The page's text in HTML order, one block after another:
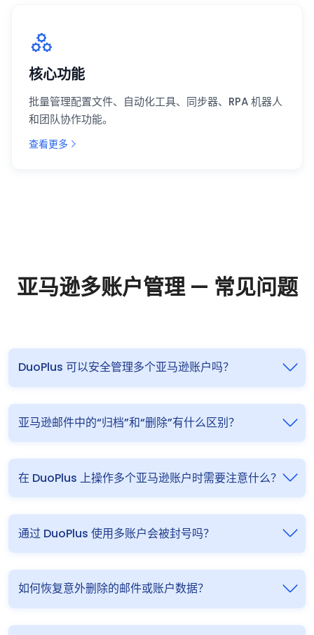
核心功能
批量管理配置文件、自动化工具、同步器、RPA 机器人
和团队协作功能。
查看更多
亚马逊多账户管理 — 常见问题
DuoPlus 可以安全管理多个亚马逊账户吗？
亚马逊邮件中的“归档”和“删除”有什么区别？
在 DuoPlus 上操作多个亚马逊账户时需要注意什么？
通过 DuoPlus 使用多账户会被封号吗？
如何恢复意外删除的邮件或账户数据？